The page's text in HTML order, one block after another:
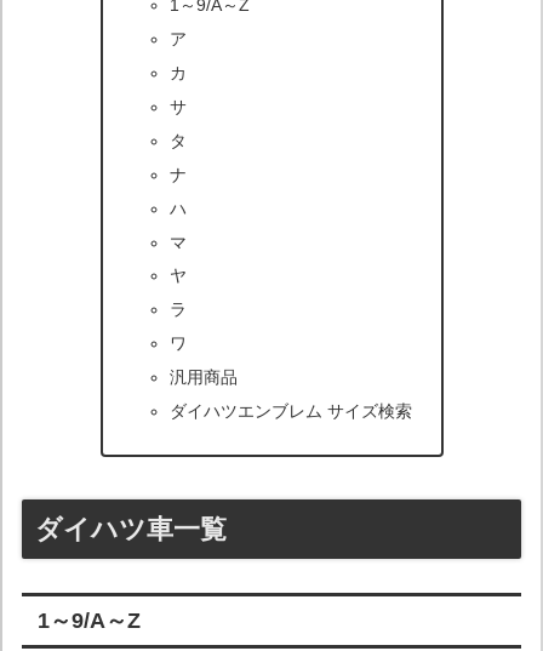
1～9/A～Z
ア
カ
サ
タ
ナ
ハ
マ
ヤ
ラ
ワ
汎用商品
ダイハツエンブレム サイズ検索
ダイハツ車一覧
1～9/A～Z